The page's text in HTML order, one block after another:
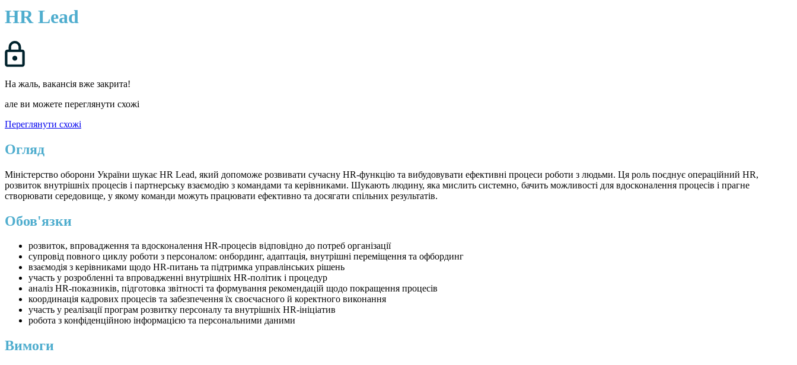
HR Lead
На жаль, вакансія вже закрита!
але ви можете переглянути схожі
Переглянути схожі
Огляд
Міністерство оборони України шукає HR Lead, який допоможе розвивати сучасну HR-функцію та вибудовувати ефективні процеси роботи з людьми. Ця роль поєднує операційний HR,
розвиток внутрішніх процесів і партнерську взаємодію з командами та керівниками. Шукають людину, яка мислить системно, бачить можливості для вдосконалення процесів і прагне
створювати середовище, у якому команди можуть працювати ефективно та досягати спільних результатів.
Обов'язки
розвиток, впровадження та вдосконалення HR-процесів відповідно до потреб організації
супровід повного циклу роботи з персоналом: онбординг, адаптація, внутрішні переміщення та офбординг
взаємодія з керівниками щодо HR-питань та підтримка управлінських рішень
участь у розробленні та впровадженні внутрішніх HR-політик і процедур
аналіз HR-показників, підготовка звітності та формування рекомендацій щодо покращення процесів
координація кадрових процесів та забезпечення їх своєчасного й коректного виконання
участь у реалізації програм розвитку персоналу та внутрішніх HR-ініціатив
робота з конфіденційною інформацією та персональними даними
Вимоги